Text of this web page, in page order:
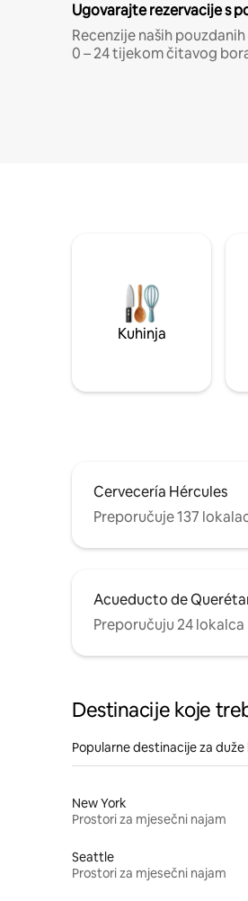
Ugovarajte rezervacije s
Recenzije naših
0 – 24 tijekom čitavog
Kuhinja
Cervecería Hércules
Preporučuje 137
Acueducto de
Preporučuju 24 lokalca
Destinacije koje
Popularne destinacije za
New York
Prostori za mjesečni najam
Seattle
Prostori za mjesečni najam